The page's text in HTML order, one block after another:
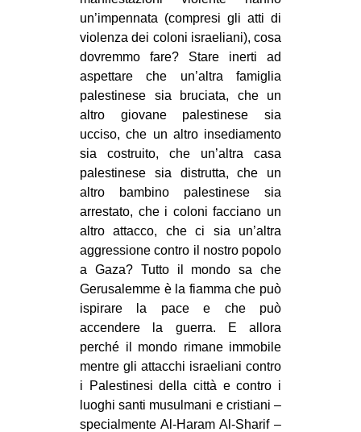
un’impennata (compresi gli atti di
violenza dei coloni israeliani), cosa
dovremmo fare? Stare inerti ad
aspettare che un’altra famiglia
palestinese sia bruciata, che un
altro giovane palestinese sia
ucciso, che un altro insediamento
sia costruito, che un’altra casa
palestinese sia distrutta, che un
altro bambino palestinese sia
arrestato, che i coloni facciano un
altro attacco, che ci sia un’altra
aggressione contro il nostro popolo
a Gaza? Tutto il mondo sa che
Gerusalemme è la fiamma che può
ispirare la pace e che può
accendere la guerra. E allora
perché il mondo rimane immobile
mentre gli attacchi israeliani contro
i Palestinesi della città e contro i
luoghi santi musulmani e cristiani –
specialmente Al-Haram Al-Sharif –